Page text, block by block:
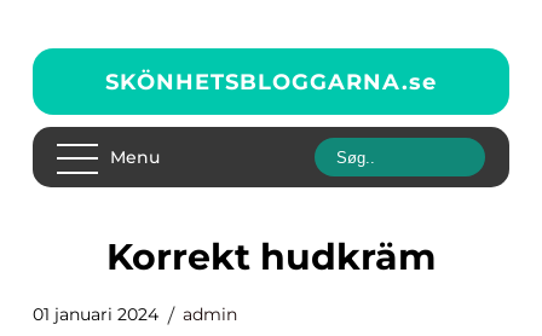
SKÖNHETSBLOGGARNA.se
Menu
korrekt hudkräm
01 januari 2024 admin